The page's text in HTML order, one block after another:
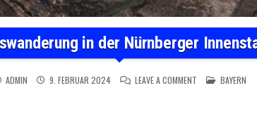
in der Nürnberger
ADMIN 9. FEBRUAR 2024 LEAVE A COMMENTON POSTED IN
BAYERN